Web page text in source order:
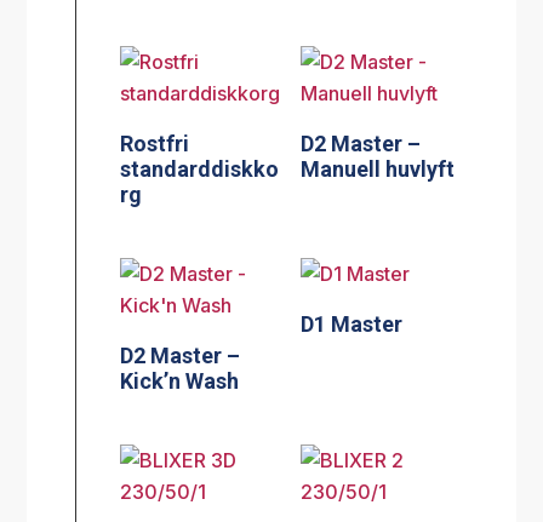
Rostfri
standarddiskko
rg
D2 Master –
Manuell huvlyft
D2 Master –
Kick’n Wash
D1 Master